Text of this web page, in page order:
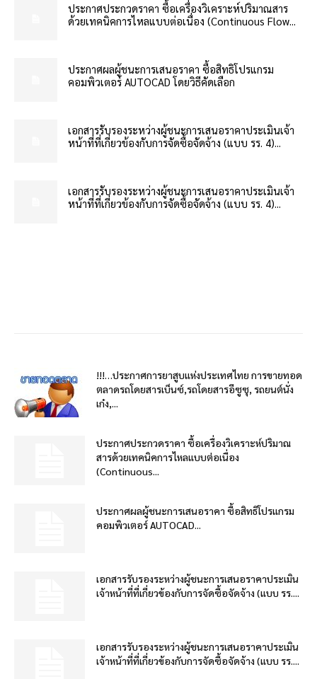
ประกาศประกวดราคา ซื้อเครื่องวิเคราะห์ปริมาณสาร
ด้วยเทคนิคการไหลแบบต่อเนื่อง (Continuous Flow...
ประกาศผลผู้ชนะการเสนอราคา ซื้อสิทธิโปรแกรม
คอมพิวเตอร์ AUTOCAD โดยวิธีคัดเลือก
เอกสารรับรองระหว่างผู้ชนะการเสนอราคาประเมินเจ้า
หน้าที่ที่เกี่ยวข้องกับการจัดซื้อจัดจ้าง (แบบ รร. 4)...
เอกสารรับรองระหว่างผู้ชนะการเสนอราคาประเมินเจ้า
หน้าที่ที่เกี่ยวข้องกับการจัดซื้อจัดจ้าง (แบบ รร. 4)...
!!!…ประกาศการยาสูบแห่งประเทศไทย การขายทอด
ตลาดรถโดยสารเบ็นซ์,รถโดยสารอีซูซุ, รถยนต์นั่ง
เก๋ง,...
ประกาศประกวดราคา ซื้อเครื่องวิเคราะห์ปริมาณ
สารด้วยเทคนิคการไหลแบบต่อเนื่อง
(Continuous...
ประกาศผลผู้ชนะการเสนอราคา ซื้อสิทธิโปรแกรม
คอมพิวเตอร์ AUTOCAD...
เอกสารรับรองระหว่างผู้ชนะการเสนอราคาประเมิน
เจ้าหน้าที่ที่เกี่ยวข้องกับการจัดซื้อจัดจ้าง (แบบ รร....
เอกสารรับรองระหว่างผู้ชนะการเสนอราคาประเมิน
เจ้าหน้าที่ที่เกี่ยวข้องกับการจัดซื้อจัดจ้าง (แบบ รร....